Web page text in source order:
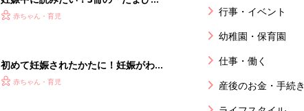
よ」赤ちゃん・育児
初めて妊娠されたかたに！妊娠がわか
ったら最初に読む本『初めてのたまご
赤ちゃん・育児
行事・イベント
幼稚園・保育園
仕事・働く
産後のお金・手続き